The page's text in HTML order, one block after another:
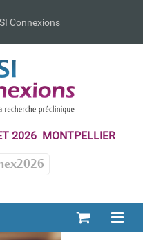
Connexions
2026 MONTPELLIER